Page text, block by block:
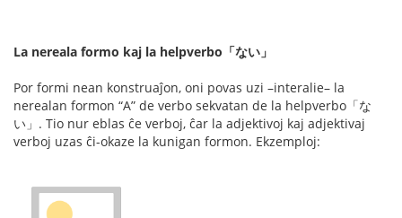
La nereala formo kaj la helpverbo「ない」
Por formi nean konstruaĵon, oni povas uzi –interalie– la
nerealan formon “A” de verbo sekvatan de la helpverbo「な
い」. Tio nur eblas ĉe verboj, ĉar la adjektivoj kaj adjektivaj
verboj uzas ĉi-okaze la kunigan formon. Ekzemploj: